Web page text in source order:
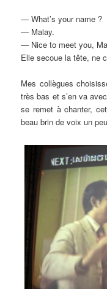
— What’s your name ?
— Malay.
— Nice to meet you,
Elle secoue la tête, ne
Mes collègues
très bas et s’en va
se remet à chanter,
beau brin de voix un